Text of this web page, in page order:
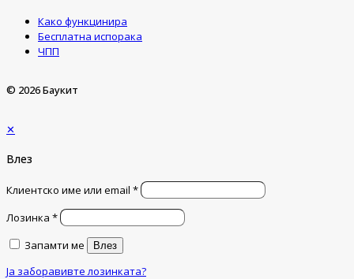
Како функцинира
Бесплатна испорака
ЧПП
© 2026 Баукит
✕
Влез
Клиентско име или email *
Лозинка *
Запамти ме
Влез
Ја заборавивте лозинката?